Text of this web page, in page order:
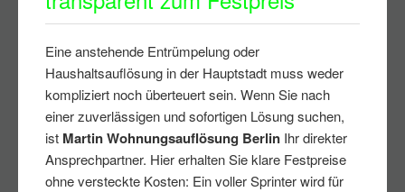
Eine anstehende Entrümpelung oder
Haushaltsauflösung in der Hauptstadt muss weder
kompliziert noch überteuert sein. Wenn Sie nach
einer zuverlässigen und sofortigen Lösung suchen,
ist Martin Wohnungsauflösung Berlin Ihr direkter
Ansprechpartner. Hier erhalten Sie klare Festpreise
ohne versteckte Kosten: Ein voller Sprinter wird für